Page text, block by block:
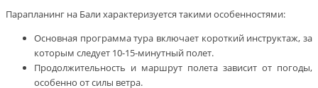
Парапланинг на Бали характеризуется такими особенностями:
Основная программа тура включает короткий инструктаж, за
которым следует 10-15-минутный полет.
Продолжительность и маршрут полета зависит от погоды,
особенно от силы ветра.